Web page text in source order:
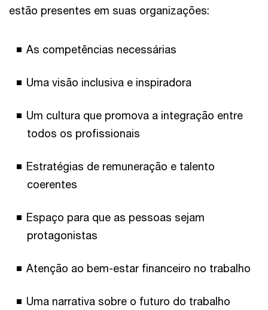
estão presentes em suas organizações:
As competências necessárias
Uma visão inclusiva e inspiradora
Um cultura que promova a integração entre
todos os profissionais
Estratégias de remuneração e talento
coerentes
Espaço para que as pessoas sejam
protagonistas
Atenção ao bem-estar financeiro no trabalho
Uma narrativa sobre o futuro do trabalho